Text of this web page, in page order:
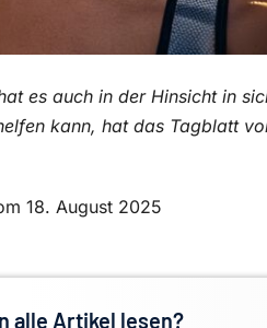
es auch in der Hinsicht in
kann, hat das Tagblatt
18. August 2025
alle Artikel lesen?